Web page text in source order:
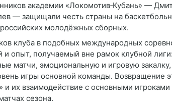
академии «Локомотив‑Кубань» —
— защищали честь страны на
молодёжных сборных.
клуба в подобных международных
и опыт, получаемый вне рамок клубной
матчи, эмоциональную и игровую
игры основной команды. Возвращение
и их взаимодействие с основными
сезона.